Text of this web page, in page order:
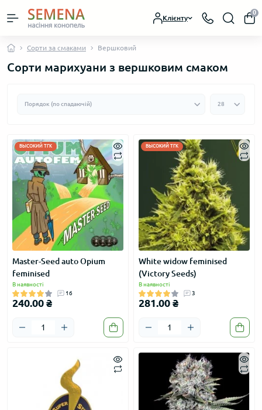
Клієнту
0
Сорти за смаками Вершковий
Сорти марихуани з вершковим смаком
ВЫСОКИЙ ТГК
Master-Seed auto Opium
feminised
В наявності
16
240.00 ₴
ВЫСОКИЙ ТГК
White widow feminised
(Victory Seeds)
В наявності
3
281.00 ₴